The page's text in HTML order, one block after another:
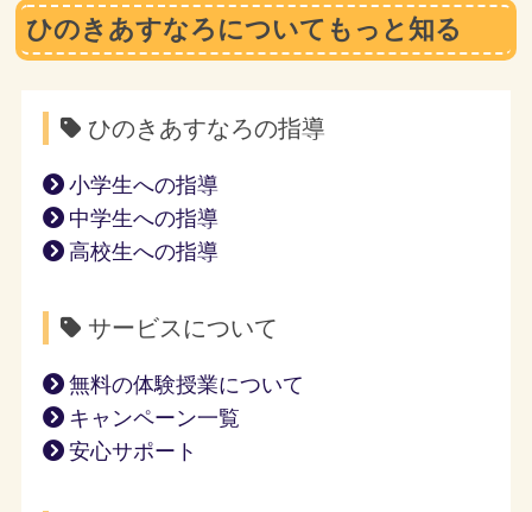
ひのきあすなろについてもっと知る
ひのきあすなろの指導
小学生への指導
中学生への指導
高校生への指導
サービスについて
無料の体験授業について
キャンペーン一覧
安心サポート